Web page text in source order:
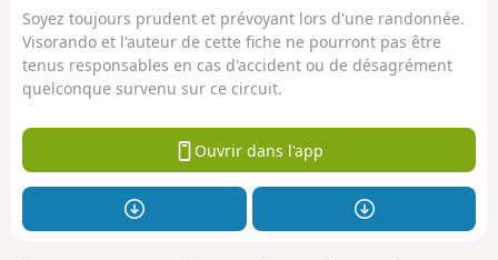
Soyez toujours prudent et prévoyant lors d'une randonnée.
Visorando et l'auteur de cette fiche ne pourront pas être
tenus responsables en cas d'accident ou de désagrément
quelconque survenu sur ce circuit.
Ouvrir dans l'app